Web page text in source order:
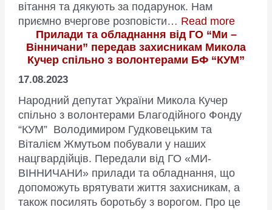
вітання та дякують за подарунок. Нам
приємно вчергове розповісти… Read more:
за
донати
Прилади та обладнання від ГО “Ми –
Вінничани” передав захисникам Микола
Кучер спільно з волонтерами БФ “КУМ”
17.08.2023
Народний депутат України Микола Кучер
спільно з волонтерами Благодійного Фонду
“КУМ” Володимиром Гудковецьким та
Віталієм Жмутьом побували у наших
нацгвардійців. Передали від ГО «МИ-
ВІННИЧАНИ» прилади та обладнання, що
допоможуть врятувати життя захисникам, а
також посилять боротьбу з ворогом. Про це